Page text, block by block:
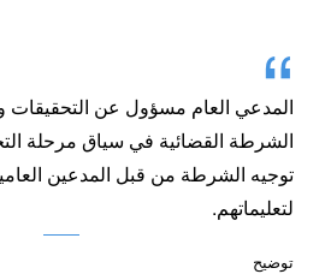
المدعي العام مسؤول عن التحقيقات
الشرطة القضائية في سياق مرحلة
توجيه الشرطة من قبل المدعين
لتعليماتهم.
توضيح